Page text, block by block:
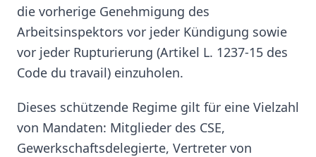
die vorherige Genehmigung des
Arbeitsinspektors vor jeder Kündigung sowie
vor jeder Rupturierung (Artikel L. 1237-15 des
Code du travail) einzuholen.
Dieses schützende Regime gilt für eine Vielzahl
von Mandaten: Mitglieder des CSE,
Gewerkschaftsdelegierte, Vertreter von